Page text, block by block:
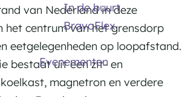
In de buurt
BravoFlex
Evenementen
i
c
h
t
l
van Nederland in deze
het centrum van het grensdorp
eetgelegenheden op loopafstand.
bestaat uit een zit- en
magnetron en verdere